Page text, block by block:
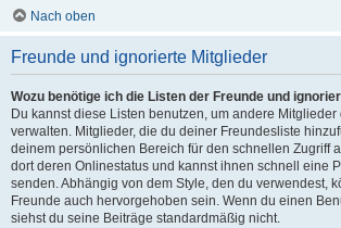
Nach oben
Freunde und ignorierte Mitglieder
Wozu benötige ich die Listen der Freunde und
Du kannst diese Listen benutzen, um andere Mitglieder
verwalten. Mitglieder, die du deiner Freundesliste
deinem persönlichen Bereich für den schnellen Zugriff
dort deren Onlinestatus und kannst ihnen schnell eine
senden. Abhängig von dem Style, den du verwendest,
Freunde auch hervorgehoben sein. Wenn du einen
siehst du seine Beiträge standardmäßig nicht.